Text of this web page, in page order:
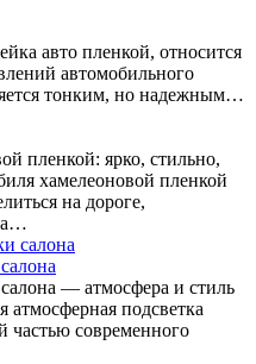
авто пленкой, относится
автомобильного
тонким, но надежным…
пленкой: ярко, стильно,
хамелеоновой пленкой
на дороге,
— атмосфера и стиль
атмосферная подсветка
частью современного